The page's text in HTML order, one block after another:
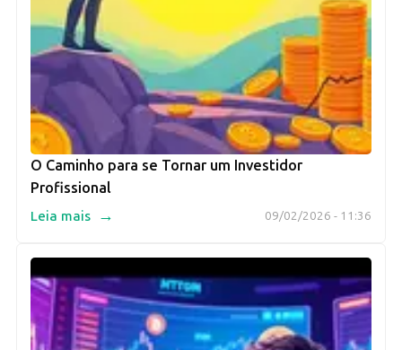
O Caminho para se Tornar um Investidor
Profissional
09/02/2026 - 11:36
Leia mais →